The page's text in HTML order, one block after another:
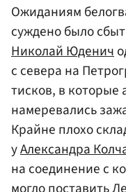
Ожиданиям
суждено было
Николай Юденич
с севера на
тисков, в которые
намеревались
Крайне плохо
уАлександра
на соединение с